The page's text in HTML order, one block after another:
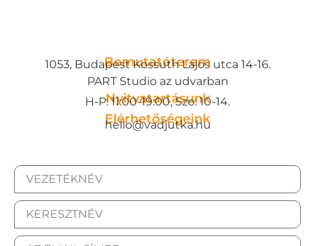
Bemutatóterem
1053, Budapest Kossuth Lajos utca 14-16.
PART Studio az udvarban
Nyitvatartásunk
H-P: 11:00-19:00, Szo: 10-14.
Elérhetőségeink
hello@vadjutka.hu